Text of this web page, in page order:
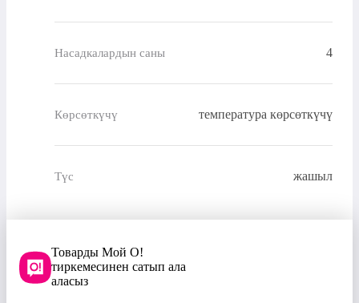
Насадкалардын саны 4
Көрсөткүчү температура көрсөткүчү
Түс жашыл
Товарды Мой О!
тиркемесинен сатып ала
аласыз